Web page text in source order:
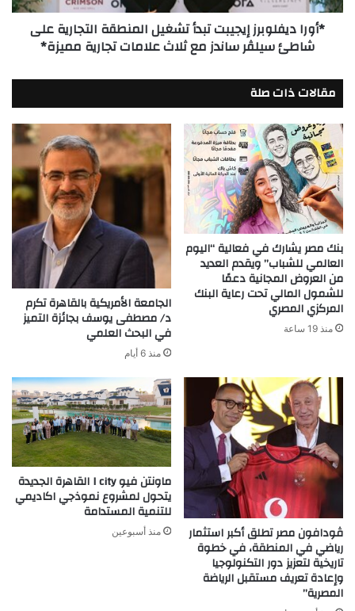
شاطئ
سيلڤر
ثلاث
علامات
تجارية
مميزة*
*أورا ديفلوبرز إيجيبت تبدأ تشغيل المنطقة التجارية على
شاطئ سيلڤر ساندز مع ثلاث علامات تجارية مميزة*
مقالات ذات صلة
بنك مصر يشارك في فعالية “اليوم
العالمي للشباب” ويقدم العديد
من العروض المجانية دعمًا
للشمول المالي تحت رعاية البنك
المركزي المصري
منذ 19 ساعة
الجامعة الأمريكية بالقاهرة تكرم
د/ مصطفى يوسف بجائزة التميز
في البحث العلمي
منذ 6 أيام
ڤودافون مصر تطلق أكبر استثمار
رياضي في المنطقة، في خطوة
تاريخية لتعزيز دور التكنولوجيا
وإعادة تعريف مستقبل الرياضة
المصرية”
ماونتن فيو I city القاهرة الجديدة
يتحول لمشروع نموذجي اكاديمي
للتنمية المستدامة
منذ أسبوعين